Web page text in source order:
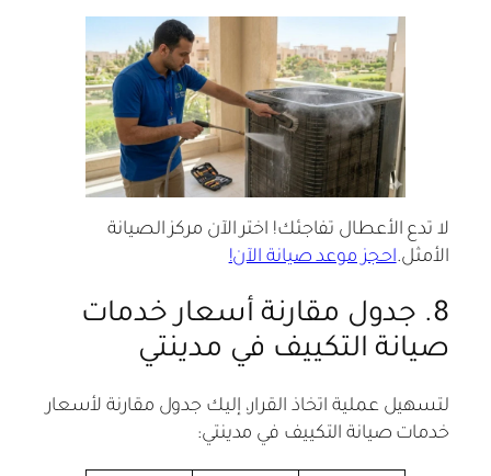
لا تدع الأعطال تفاجئك! اختر الآن مركز الصيانة
الأمثل.احجز موعد صيانة الآن!
8. جدول مقارنة أسعار خدمات
صيانة التكييف في مدينتي
لتسهيل عملية اتخاذ القرار، إليك جدول مقارنة لأسعار
خدمات صيانة التكييف في مدينتي: